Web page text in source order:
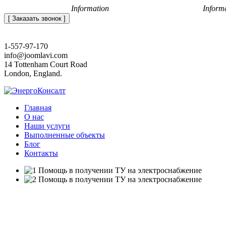
Information
[ Заказать звонок ]
1-557-97-170
info@joomlavi.com
14 Tottenham Court Road
London, England.
Главная
О нас
Наши услуги
Выполненные объекты
Блог
Контакты